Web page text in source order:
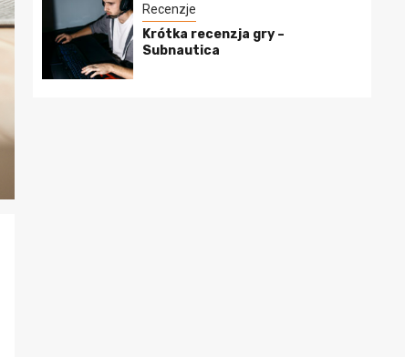
Recenzje
Krótka recenzja gry –
Subnautica